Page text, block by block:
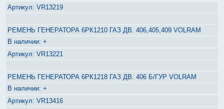
VR13219
РЕМЕНЬ ГЕНЕРАТОРА 6РК1210 ГАЗ ДВ. 406,405,409 VOLRAM
+
VR13221
РЕМЕНЬ ГЕНЕРАТОРА 6РК1218 ГАЗ ДВ. 406 Б/ГУР VOLRAM
+
VR13416